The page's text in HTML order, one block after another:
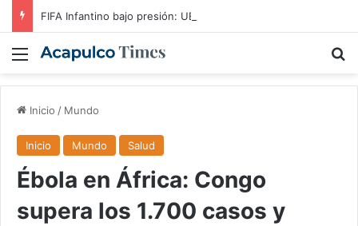
FIFA Infantino bajo presión: UEFA y Conmebol lo cercan
Menú
Inicio / Mundo
Inicio Mundo Salud
Ébola en África: Congo
supera los 1.700 casos y